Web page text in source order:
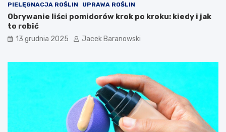
PIELĘGNACJA ROŚLIN
UPRAWA ROŚLIN
Obrywanie liści pomidorów krok po kroku: kiedy i jak
to robić
13 grudnia 2025 Jacek Baranowski